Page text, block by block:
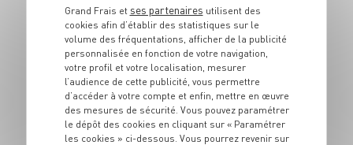
4 pers. 20 min 20 min
Grand Frais et ses partenaires utilisent des
cookies afin d’établir des statistiques sur le
volume des fréquentations, afficher de la publicité
personnalisée en fonction de votre navigation,
votre profil et votre localisation, mesurer
l’audience de cette publicité, vous permettre
d’accéder à votre compte et enfin, mettre en œuvre
des mesures de sécurité. Vous pouvez paramétrer
le dépôt des cookies en cliquant sur « Paramétrer
les cookies » ci-dessous. Vous pourrez revenir sur